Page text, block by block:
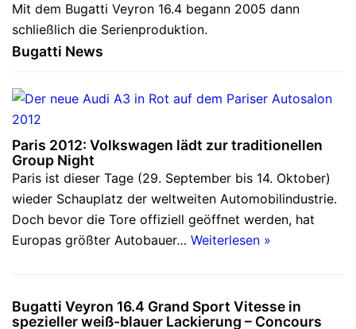
Mit dem Bugatti Veyron 16.4 begann 2005 dann
schließlich die Serienproduktion.
Bugatti News
Paris 2012: Volkswagen lädt zur traditionellen
Group Night
Paris ist dieser Tage (29. September bis 14. Oktober)
wieder Schauplatz der weltweiten Automobilindustrie.
Doch bevor die Tore offiziell geöffnet werden, hat
Europas größter Autobauer… Weiterlesen »
Bugatti Veyron 16.4 Grand Sport Vitesse in
spezieller weiß-blauer Lackierung – Concours